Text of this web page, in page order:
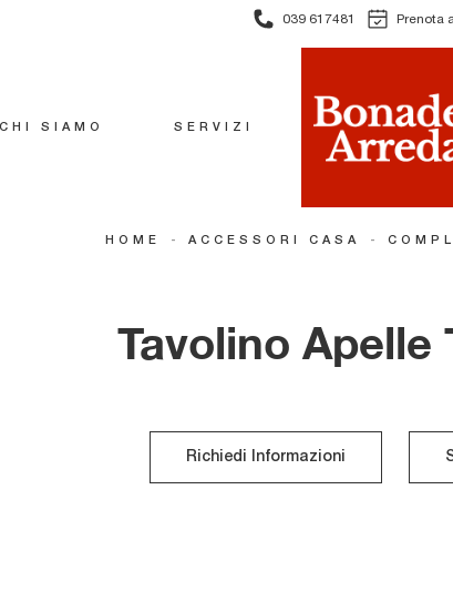
039 617481 Prenota
CHI SIAMO SERVIZI
HOME - ACCESSORI CASA -
Tavolino Apelle
Richiedi Informazioni